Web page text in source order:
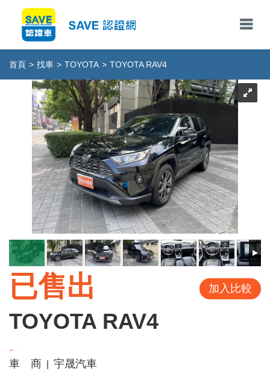
首頁 > 找車 > TOYOTA > TOYOTA RAV4
已售出 加入比較
TOYOTA RAV4
車 商
宇晟汽車